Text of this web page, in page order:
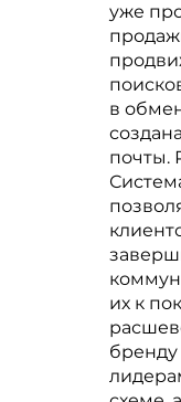
уже
в
почты.
их к